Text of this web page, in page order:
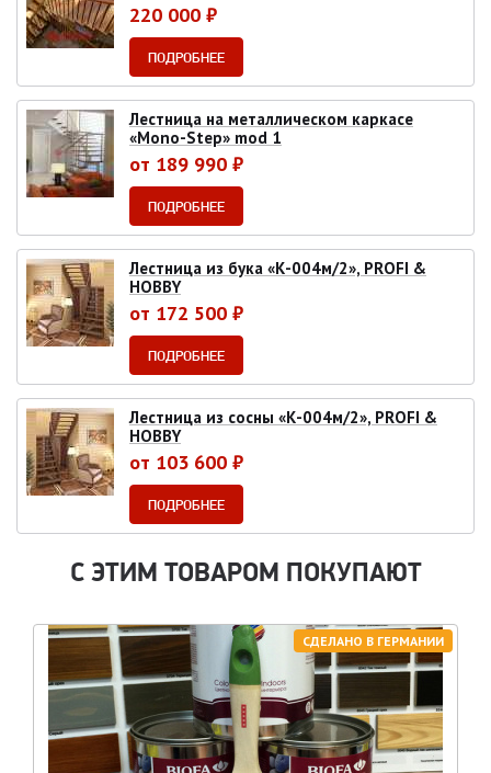
220 000 ₽
ПОДРОБНЕЕ
Лестница на металлическом каркасе
«Mono-Step» mod 1
от 189 990 ₽
ПОДРОБНЕЕ
Лестница из бука «К-004м/2», PROFI &
HOBBY
от 172 500 ₽
ПОДРОБНЕЕ
Лестница из сосны «К-004м/2», PROFI &
HOBBY
от 103 600 ₽
ПОДРОБНЕЕ
С ЭТИМ ТОВАРОМ ПОКУПАЮТ
СДЕЛАНО В ГЕРМАНИИ